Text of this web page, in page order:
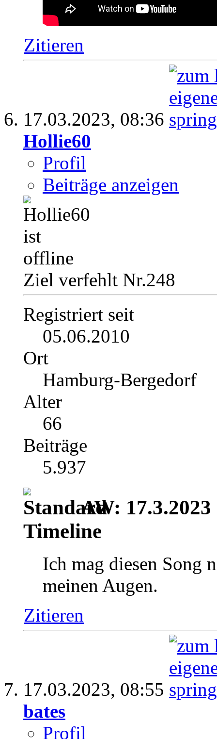
Zitieren
17.03.2023, 08:36
Hollie60
Profil
Beiträge anzeigen
Ziel verfehlt Nr.248
Registriert seit
05.06.2010
Ort
Hamburg-Bergedorf
Alter
66
Beiträge
5.937
AW:
Timeline
Ich mag diesen Song
meinen Augen.
Zitieren
17.03.2023, 08:55
bates
Profil